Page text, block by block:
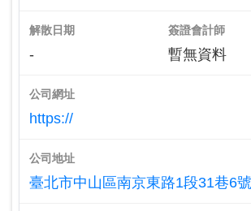
解散日期
-
簽證會計師
暫無資料
公司網址
https://
公司地址
臺北市中山區南京東路1段31巷6